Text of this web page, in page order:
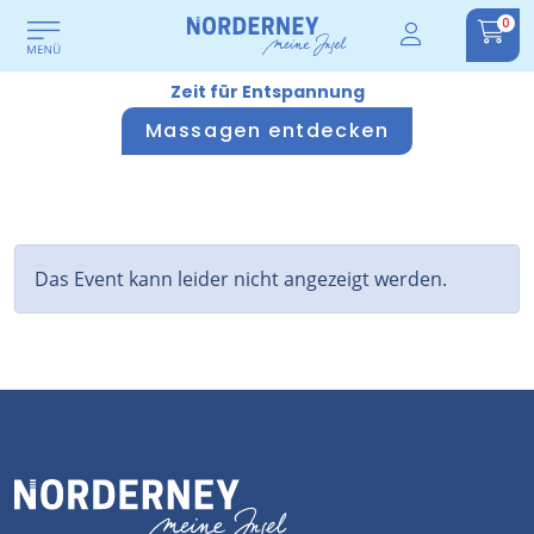
0
Zeit für Entspannung
Massagen entdecken
Das Event kann leider nicht angezeigt werden.